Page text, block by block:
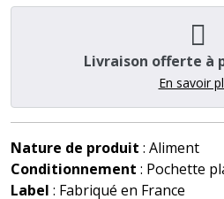
Livraison offerte à
En savoir
Nature de produit : Aliment
Conditionnement : Pochette
Label : Fabriqué en France